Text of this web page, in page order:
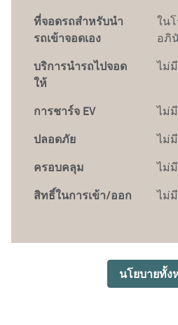
ที่จอดรถสำหรับนำ
รถเข้าจอดเอง
ใน
อภิ
บริการนำรถไปจอด
ให้
ไม่
การชาร์จ EV ไม่
ปลอดภัย ไม่
ครอบคลุม ไม่
สิทธิ์ในการเข้า/ออก ไม่
นโยบายทั้ง